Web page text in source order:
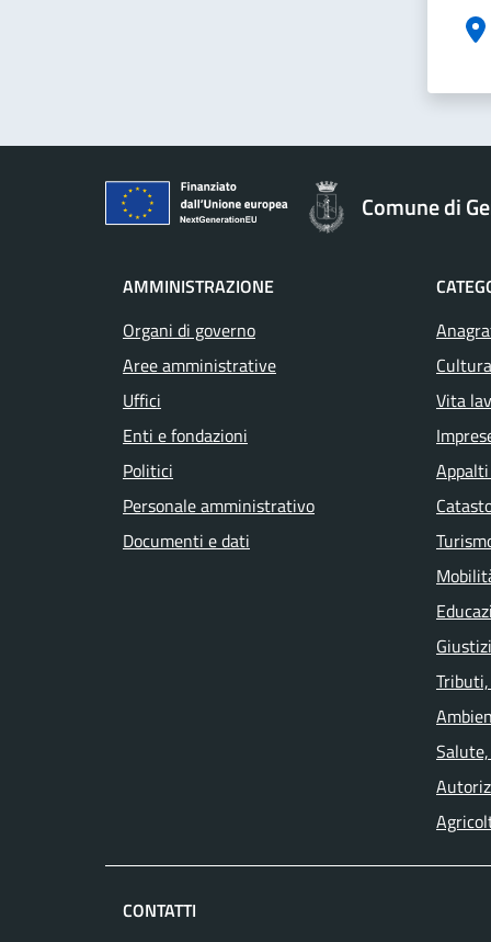
Comune di
AMMINISTRAZIONE
Organi di governo
Aree amministrative
Uffici
Enti e fondazioni
Politici
Personale amministrativo
Documenti e dati
Vita
CONTATTI